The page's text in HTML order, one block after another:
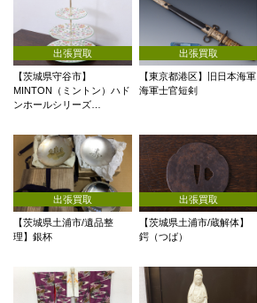
出張買取
【茨城県守谷市】
MINTON（ミントン）ハド
ンホールシリーズ…
出張買取
【東京都港区】旧日本海軍
海軍士官短剣
出張買取
【茨城県土浦市/遺品整
理】銀杯
出張買取
【茨城県土浦市/蔵解体】
鍔（つば）